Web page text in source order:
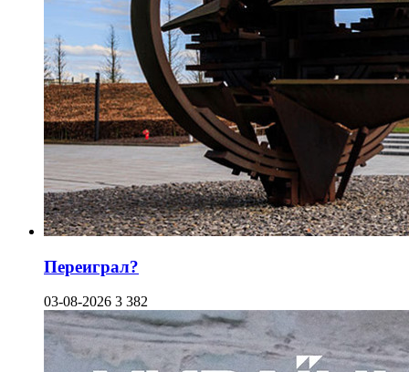
Переиграл?
03-08-2026 3 382